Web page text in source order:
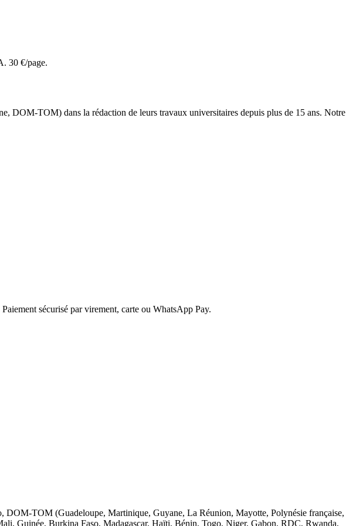
30 €/page.
DOM-TOM) dans la rédaction de leurs travaux universitaires depuis plus de 15 ans. Notre
sécurisé par virement, carte ou WhatsApp Pay.
DOM-TOM (Guadeloupe, Martinique, Guyane, La Réunion, Mayotte, Polynésie française,
Guinée, Burkina Faso, Madagascar, Haïti, Bénin, Togo, Niger, Gabon, RDC, Rwanda,